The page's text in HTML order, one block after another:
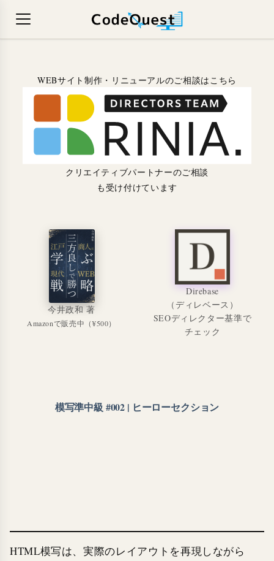
今井政和 著
Amazonで販売中（¥500）
WEBサイト制作・リニューアルのご相談はこちら
クリエイティブパートナーのご相談
も受け付けています
Direbase
（ディレベース）
SEOディレクター基準で
チェック
模写準中級 #002 | ヒーローセクション
HTML模写は、実際のレイアウトを再現しながら